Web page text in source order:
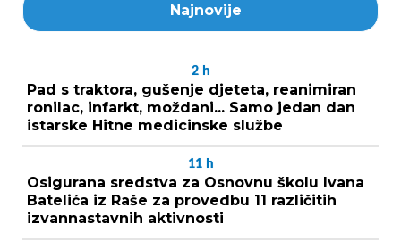
Najnovije
2 h
Pad s traktora, gušenje djeteta, reanimiran
ronilac, infarkt, moždani... Samo jedan dan
istarske Hitne medicinske službe
11 h
Osigurana sredstva za Osnovnu školu Ivana
Batelića iz Raše za provedbu 11 različitih
izvannastavnih aktivnosti